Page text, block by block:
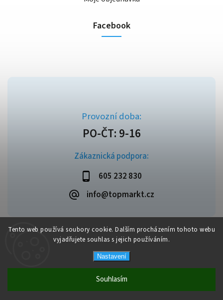
Tento web používá soubory cookie. Dalším procházením tohoto webu
vyjadřujete souhlas s jejich používáním.
Nastavení
Souhlasím
Zákaznická podpora:
605 232 830
info@topmarkt.cz
Facebook
Copyright 2026 Topmarkt.cz. Všechna práva vyhrazena.
VytvořilShoptet| Design